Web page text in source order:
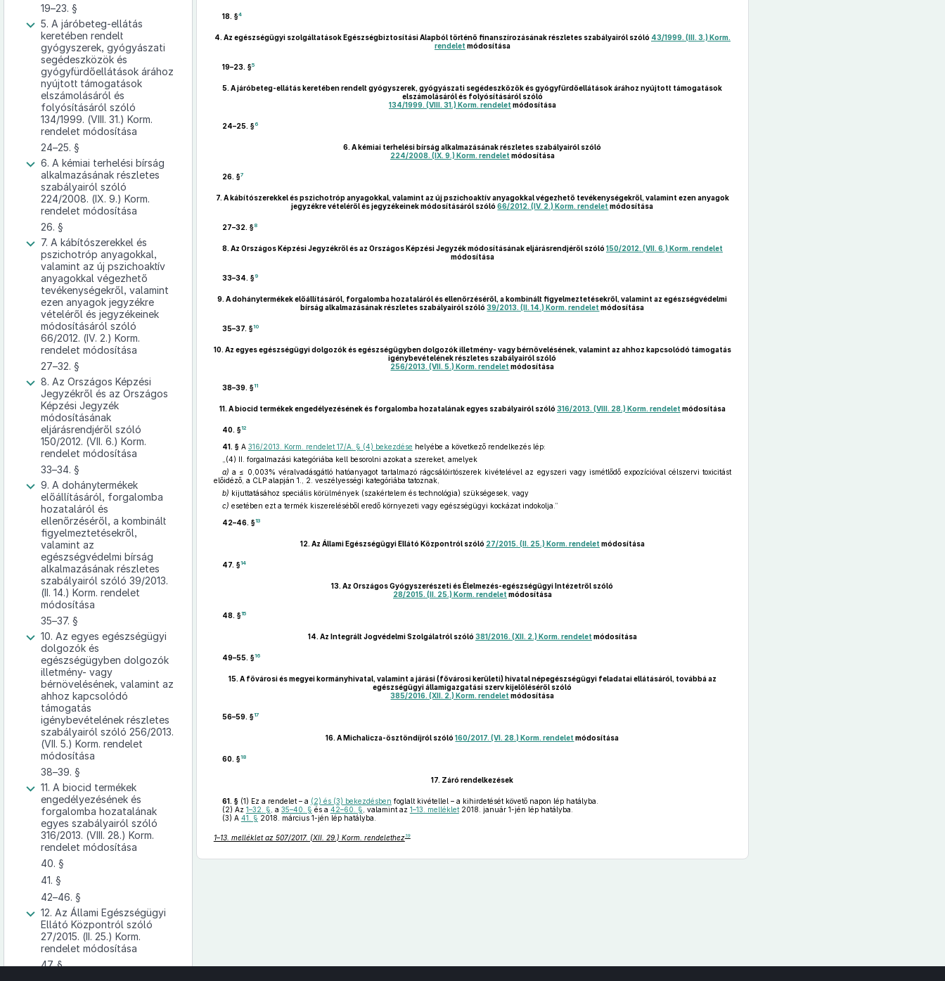
19–23. §
5. A járóbeteg-ellátás
keretében rendelt
gyógyszerek, gyógyászati
segédeszközök és
gyógyfürdőellátások árához
nyújtott támogatások
elszámolásáról és
folyósításáról szóló
134/1999. (VIII. 31.) Korm.
rendelet módosítása
24–25. §
6. A kémiai terhelési bírság
alkalmazásának részletes
szabályairól szóló
224/2008. (IX. 9.) Korm.
rendelet módosítása
26. §
7. A kábítószerekkel és
pszichotróp anyagokkal,
valamint az új pszichoaktív
anyagokkal végezhető
tevékenységekről, valamint
ezen anyagok jegyzékre
vételéről és jegyzékeinek
módosításáról szóló
66/2012. (IV. 2.) Korm.
rendelet módosítása
27–32. §
8. Az Országos Képzési
Jegyzékről és az Országos
Képzési Jegyzék
módosításának
eljárásrendjéről szóló
150/2012. (VII. 6.) Korm.
rendelet módosítása
33–34. §
9. A dohánytermékek
előállításáról, forgalomba
hozataláról és
ellenőrzéséről, a kombinált
figyelmeztetésekről,
valamint az
egészségvédelmi bírság
alkalmazásának részletes
szabályairól szóló 39/2013.
(II. 14.) Korm. rendelet
módosítása
35–37. §
10. Az egyes egészségügyi
dolgozók és
egészségügyben dolgozók
illetmény- vagy
bérnövelésének, valamint az
ahhoz kapcsolódó
támogatás
igénybevételének részletes
szabályairól szóló 256/2013.
(VII. 5.) Korm. rendelet
módosítása
38–39. §
11. A biocid termékek
engedélyezésének és
forgalomba hozatalának
egyes szabályairól szóló
316/2013. (VIII. 28.) Korm.
rendelet módosítása
40. §
41. §
42–46. §
12. Az Állami Egészségügyi
Ellátó Központról szóló
27/2015. (II. 25.) Korm.
rendelet módosítása
47. §
18. §4
4. Az egészségügyi szolgáltatások Egészségbiztosítási Alapból történő finanszírozásának részletes szabályairól szóló 43/1999. (III. 3.) Korm.
rendelet módosítása
19–23. §5
5. A járóbeteg-ellátás keretében rendelt gyógyszerek, gyógyászati segédeszközök és gyógyfürdőellátások árához nyújtott támogatások
elszámolásáról és folyósításáról szóló
134/1999. (VIII. 31.) Korm. rendelet módosítása
24–25. §6
6. A kémiai terhelési bírság alkalmazásának részletes szabályairól szóló
224/2008. (IX. 9.) Korm. rendelet módosítása
26. §7
7. A kábítószerekkel és pszichotróp anyagokkal, valamint az új pszichoaktív anyagokkal végezhető tevékenységekről, valamint ezen anyagok
jegyzékre vételéről és jegyzékeinek módosításáról szóló66/2012. (IV. 2.) Korm. rendelet módosítása
27–32. §8
8. Az Országos Képzési Jegyzékről és az Országos Képzési Jegyzék módosításának eljárásrendjéről szóló 150/2012. (VII. 6.) Korm. rendelet
módosítása
33–34. §9
9. A dohánytermékek előállításáról, forgalomba hozataláról és ellenőrzéséről, a kombinált figyelmeztetésekről, valamint az egészségvédelmi
bírság alkalmazásának részletes szabályairól szóló39/2013. (II. 14.) Korm. rendelet módosítása
35–37. §10
10. Az egyes egészségügyi dolgozók és egészségügyben dolgozók illetmény- vagy bérnövelésének, valamint az ahhoz kapcsolódó támogatás
igénybevételének részletes szabályairól szóló
256/2013. (VII. 5.) Korm. rendelet módosítása
38–39. §11
11. A biocid termékek engedélyezésének és forgalomba hozatalának egyes szabályairól szóló 316/2013. (VIII. 28.) Korm. rendelet módosítása
40. §12
41. §A 316/2013. Korm. rendelet 17/A. § (4) bekezdése helyébe a következő rendelkezés lép:
„(4) II. forgalmazási kategóriába kell besorolni azokat a szereket, amelyek
a) a ≤ 0,003% véralvadásgátló hatóanyagot tartalmazó rágcsálóirtószerek kivételével az egyszeri vagy ismétlődő expozícióval célszervi toxicitást
előidéző, a CLP alapján 1., 2. veszélyességi kategóriába tatoznak,
b) kijuttatásához speciális körülmények (szakértelem és technológia) szükségesek, vagy
c) esetében ezt a termék kiszereléséből eredő környezeti vagy egészségügyi kockázat indokolja.”
42–46. §13
12. Az Állami Egészségügyi Ellátó Központról szóló 27/2015. (II. 25.) Korm. rendelet módosítása
47. §14
13. Az Országos Gyógyszerészeti és Élelmezés-egészségügyi Intézetről szóló
28/2015. (II. 25.) Korm. rendelet módosítása
48. §15
14. Az Integrált Jogvédelmi Szolgálatról szóló 381/2016. (XII. 2.) Korm. rendelet módosítása
49–55. §16
15. A fővárosi és megyei kormányhivatal, valamint a járási (fővárosi kerületi) hivatal népegészségügyi feladatai ellátásáról, továbbá az
egészségügyi államigazgatási szerv kijelöléséről szóló
385/2016. (XII. 2.) Korm. rendelet módosítása
56–59. §17
16. A Michalicza-ösztöndíjról szóló160/2017. (VI. 28.) Korm. rendelet módosítása
60. §18
17. Záró rendelkezések
61. §(1) Ez a rendelet – a (2) és (3) bekezdésben foglalt kivétellel – a kihirdetését követő napon lép hatályba.
(2) Az 1–32. § , a 35–40. § és a 42–60. § , valamint az 1–13. melléklet2018. január 1-jén lép hatályba.
(3) A 41. § 2018. március 1-jén lép hatályba.
1–13. melléklet az 507/2017. (XII. 29.) Korm. rendelethez19